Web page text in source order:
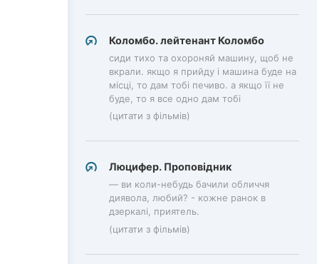
Коломбо. лейтенант Коломбо
сиди тихо та охороняй машину, щоб не
вкрали. якщо я прийду і машина буде на
місці, то дам тобі печиво. а якщо її не
буде, то я все одно дам тобі
(цитати з фільмів)
Люцифер. Проповідник
— ви коли-небудь бачили обличчя
диявола, любий? - кожне ранок в
дзеркалі, приятель.
(цитати з фільмів)